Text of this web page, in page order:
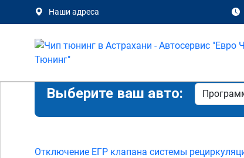
Наши адреса
Выберите ваш авто:
Отключение ЕГР клапана системы